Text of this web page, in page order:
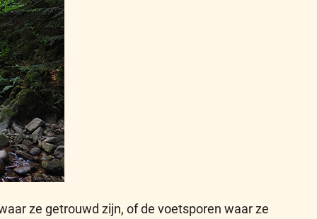
ze getrouwd zijn, of de voetsporen waar ze